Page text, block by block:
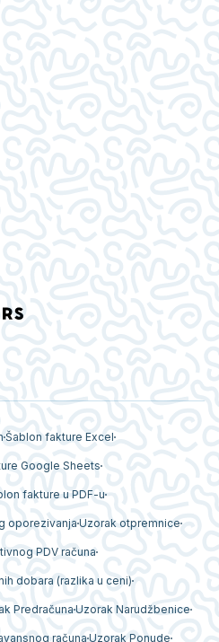
Šablon fakture Excel
Google Sheets
fakture u PDF-u
oporezivanja Uzorak otpremnice
PDV računa
dobara (razlika u ceni)
Predračuna Uzorak Narudžbenice
računa Uzorak Ponude